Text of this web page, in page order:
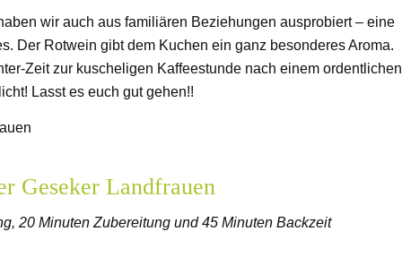
wir auch aus familiären Beziehungen ausprobiert – eine
Der Rotwein gibt dem Kuchen ein ganz besonderes Aroma.
Zeit zur kuscheligen Kaffeestunde nach einem ordentlichen
Lasst es euch gut gehen!!
Geseker Landfrauen
20 Minuten Zubereitung und 45 Minuten Backzeit